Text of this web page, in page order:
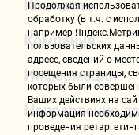
Контакты
Компания
Информация
Направления
Продолжая
обработку (в т.ч. с
например
пользовательских
адресе, сведений о
посещения страницы,
которых были
Ваших действиях на
информация
проведения